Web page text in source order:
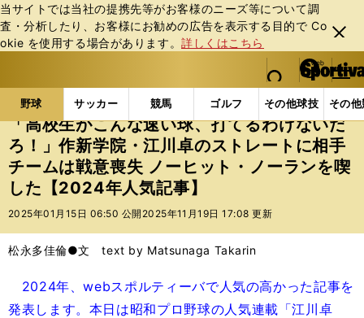
当サイトでは当社の提携先等がお客様のニーズ等について調
査・分析したり、お客様にお勧めの広告を表⽰する⽬的で Co
okie を使⽤する場合があります。詳しくはこちら
閉じ
る
web Sportiva (webスポルティーバ)
検索
マイペ
ー
ジ
メニュ
野球 サッカー 競馬 ゴルフ その他球技 その
b
ス
ポ
ル
テ
ー
バ
野球の記事一覧 プロ野球 「高校生がこんな速い球
「高校生がこんな速い球、打てるわけないだ
ろ！」作新学院・江川卓のストレートに相手
チームは戦意喪失 ノーヒット・ノーランを喫
した【2024年人気記事】
2025年01月15日 06:50 公開 2025年11月19日 17:08 更新
松永多佳倫●文 text by Matsunaga Takarin
2024年、webスポルティーバで人気の高かった記事を
発表します。本日は昭和プロ野球の人気連載「江川卓